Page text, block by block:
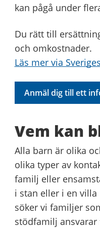
kan pågå under
Du rätt till
och omkostnader.
Läs mer via
Anmäl dig till ett
Vem kan
Alla barn är olika
olika typer av
familj eller
i stan eller i en
söker vi familjer
stödfamilj